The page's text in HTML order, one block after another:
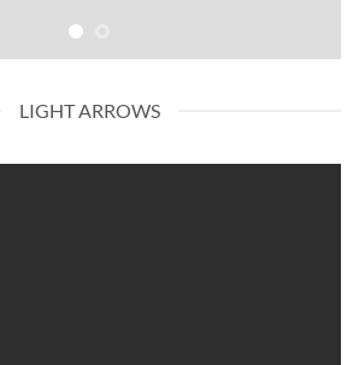
LIGHT ARROWS